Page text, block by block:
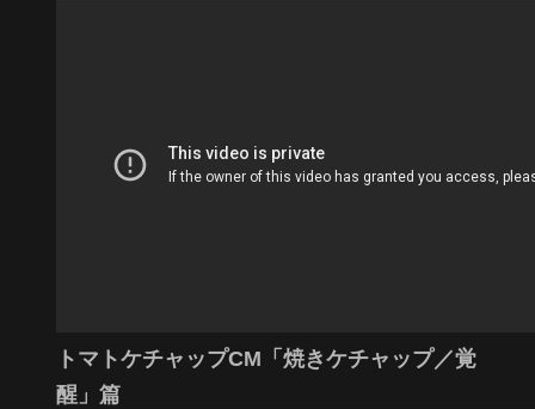
トマトケチャップCM「焼きケチャップ／覚
醒」篇